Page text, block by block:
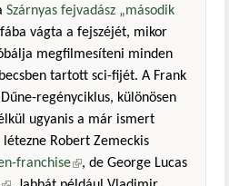
Szárnyas fejvadász „második
vágta a fejszéjét, mikor
megfilmesíteni minden
tartott sci-fijét. A Frank
regényciklus, különösen
ugyanis a már ismert
Robert Zemeckis
franchise(külső hivatkozás)
, de George Lucas